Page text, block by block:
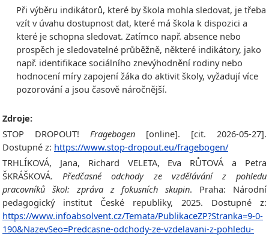
Při výběru indikátorů, které by škola mohla sledovat, je třeba
vzít v úvahu dostupnost dat, které má škola k dispozici a
které je schopna sledovat. Zatímco např. absence nebo
prospěch je sledovatelné průběžně, některé indikátory, jako
např. identifikace sociálního znevýhodnění rodiny nebo
hodnocení míry zapojení žáka do aktivit školy, vyžadují více
pozorování a jsou časově náročnější.
Zdroje:
STOP DROPOUT! Fragebogen [online]. [cit. 2026-05-27].
Dostupné z: https://www.stop-dropout.eu/fragebogen/
TRHLÍKOVÁ, Jana, Richard VELETA, Eva RŮTOVÁ a Petra
ŠKRÁŠKOVÁ.Předčasné odchody ze vzdělávání z pohledu
pracovníků škol: zpráva z fokusních skupin. Praha: Národní
pedagogický institut České republiky, 2025. Dostupné z:
https://www.infoabsolvent.cz/Temata/PublikaceZP?Stranka=9-0-
190&NazevSeo=Predcasne-odchody-ze-vzdelavani-z-pohledu-